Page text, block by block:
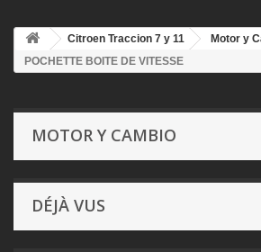
Citroen Traccion 7 y 11 Motor y
POCHETTE BOITE DE VITESSE
MOTOR Y CAMBIO
DÉJÀ VUS